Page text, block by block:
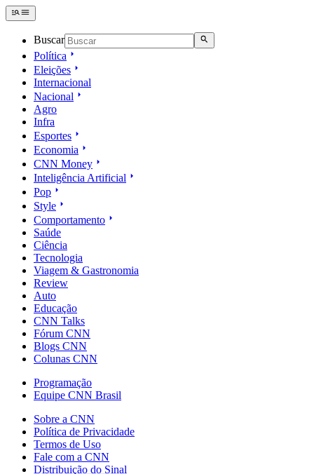
Buscar
Política
Eleições
Internacional
Nacional
Agro
Infra
Esportes
Economia
CNN Money
Inteligência Artificial
Pop
Style
Comportamento
Saúde
Ciência
Tecnologia
Viagem & Gastronomia
Review
Auto
Educação
CNN Talks
Fórum CNN
Blogs CNN
Colunas CNN
Programação
Equipe CNN Brasil
Sobre a CNN
Política de Privacidade
Termos de Uso
Fale com a CNN
Distribuição do Sinal